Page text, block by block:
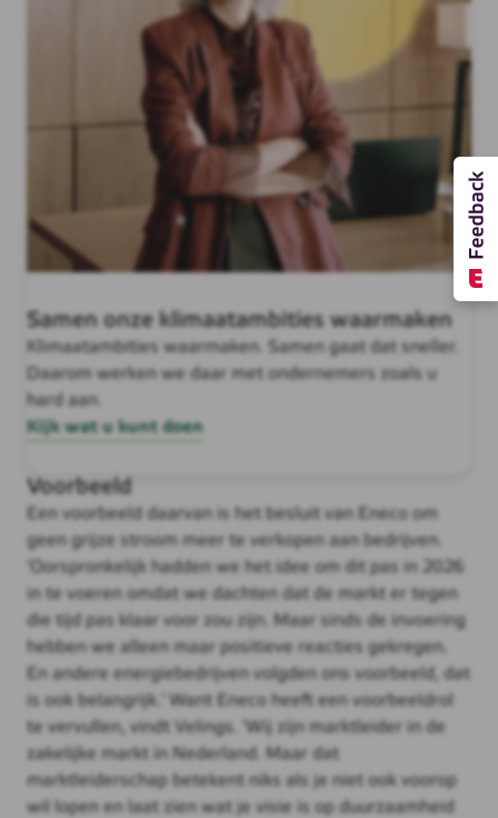
Samen onze klimaatambities waarmaken
Klimaatambities waarmaken. Samen gaat dat sneller.
Daarom werken we daar met ondernemers zoals u
hard aan.
Kijk wat u kunt doen
Voorbeeld
Een voorbeeld daarvan is het besluit van Eneco om
geen grijze stroom meer te verkopen aan bedrijven.
'Oorspronkelijk hadden we het idee om dit pas in 2026
in te voeren omdat we dachten dat de markt er tegen
die tijd pas klaar voor zou zijn. Maar sinds de invoering
hebben we alleen maar positieve reacties gekregen.
En andere energiebedrijven volgden ons voorbeeld, dat
is ook belangrijk.' Want Eneco heeft een voorbeeldrol
te vervullen, vindt Velings. 'Wij zijn marktleider in de
zakelijke markt in Nederland. Maar dat
marktleiderschap betekent niks als je niet ook voorop
wil lopen en laat zien wat je visie is op duurzaamheid